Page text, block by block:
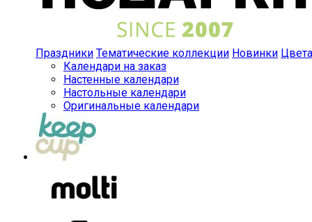
Праздники Тематические коллекции Новинки Цвета
Календари на заказ
Настенные календари
Настольные календари
Оригинальные календари